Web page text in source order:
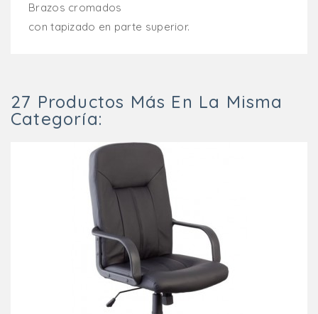
Brazos cromados
con tapizado en parte superior.
27 Productos Más En La Misma
Categoría: